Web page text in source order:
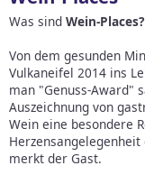
Was sind Wein-Places?
Von dem gesunden
Vulkaneifel 2014 ins
man "Genuss-Award"
Auszeichnung von
Wein eine besondere
merkt der Gast.